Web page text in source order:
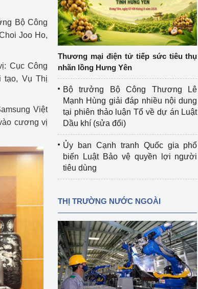
kỹ thuật an toàn lao
GCN đăng ký, hoạt
bị, dụng cụ điện
không có nguy
chữa chai chứa
Bộ Công
Joo Ho,
Cục Công
tạo, Vụ Thị
Việt
cương vị
Thương mại điện tử tiếp sức tiêu thụ
nhãn lồng Hưng Yên
Bộ trưởng Bộ Công Thương Lê
Mạnh Hùng giải đáp nhiều nội dung
tại phiên thảo luận Tổ về dự án Luật
Dầu khí (sửa đổi)
Ủy ban Cạnh tranh Quốc gia phổ
biến Luật Bảo vệ quyền lợi người
tiêu dùng
THỊ TRƯỜNG NƯỚC NGOÀI